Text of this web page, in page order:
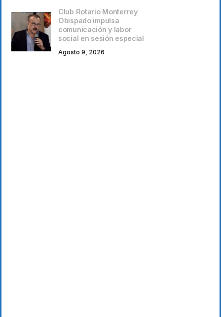
Club Rotario Monterrey
Obispado impulsa
comunicación y labor
social en sesión especial
Agosto 9, 2026